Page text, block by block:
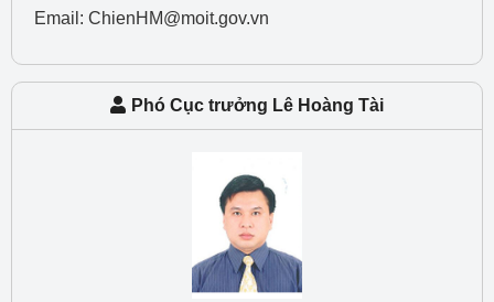
Email: ChienHM@moit.gov.vn
Phó Cục trưởng Lê Hoàng Tài